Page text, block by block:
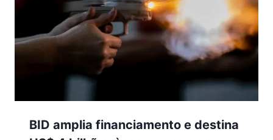
BID amplia financiamento e destina